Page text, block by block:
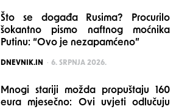
Što se događa Rusima? Procurilo
šokantno pismo naftnog moćnika
Putinu: “Ovo je nezapamćeno”
POSTED
DNEVNIK.IN 6. SRPNJA 2026.
Mnogi stariji možda propuštaju 160
eura mjesečno: Ovi uvjeti odlučuju